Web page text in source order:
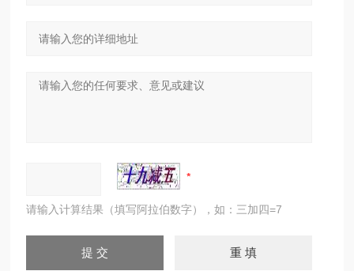
请输入计算结果（填写阿拉伯数字），如：三加四=7